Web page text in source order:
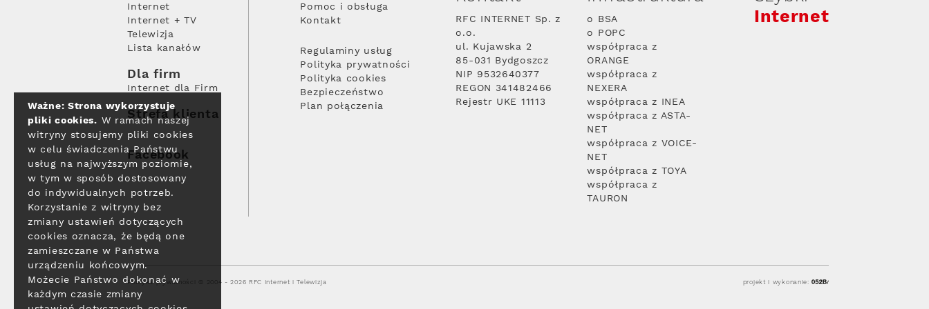
Internet
Internet + TV
Telewizja
Lista kanałów
Dla firm
Internet dla Firm
Strefa klienta
Facebook
Pomoc i obsługa
Kontakt
Regulaminy usług
Polityka prywatności
Polityka cookies
Bezpieczeństwo
Plan połączenia
RFC INTERNET Sp. z
o.o.
ul. Kujawska 2
85-031 Bydgoszcz
NIP 9532640377
REGON 341482466
Rejestr UKE 11113
o BSA
o POPC
współpraca z
ORANGE
współpraca z
NEXERA
współpraca z INEA
współpraca z ASTA-
NET
współpraca z VOICE-
NET
współpraca z TOYA
współpraca z
TAURON
Internet
Polityka prywatności © 2004 - 2026 RFC Internet i Telewizja projekt i wykonanie:
Ważne: Strona wykorzystuje
pliki cookies. W ramach naszej
witryny stosujemy pliki cookies
w celu świadczenia Państwu
usług na najwyższym poziomie,
w tym w sposób dostosowany
do indywidualnych potrzeb.
Korzystanie z witryny bez
zmiany ustawień dotyczących
cookies oznacza, że będą one
zamieszczane w Państwa
urządzeniu końcowym.
Możecie Państwo dokonać w
każdym czasie zmiany